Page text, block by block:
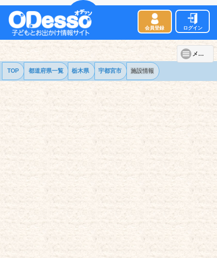
会員登録 ログイン
メニュー
TOP 都道府県一覧 栃木県 宇都宮市 施設情報